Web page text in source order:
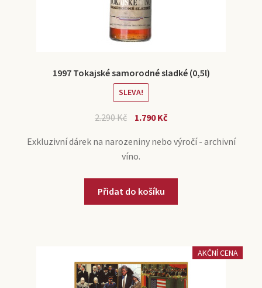
1997 Tokajské samorodné sladké (0,5l)
SLEVA!
2.290Kč 1.790Kč
Exkluzivní dárek na narozeniny nebo výročí - archivní
víno.
Přidat do košíku
AKČNÍ CENA